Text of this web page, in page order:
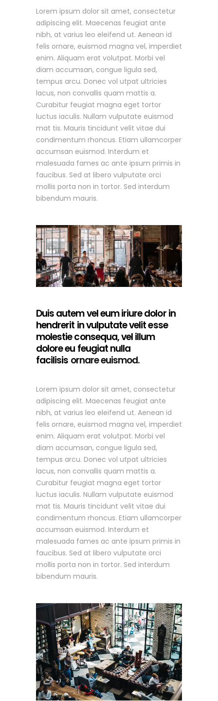
Lorem ipsum dolor sit amet, consectetur
adipiscing elit. Maecenas feugiat ante
nibh, at varius leo eleifend ut. Aenean id
felis ornare, euismod magna vel, imperdiet
enim. Aliquam erat volutpat. Morbi vel
diam accumsan, congue ligula sed,
tempus arcu. Donec vol utpat ultricies
lacus, non convallis quam mattis a.
Curabitur feugiat magna eget tortor
luctus iaculis. Nullam vulputate euismod
mat tis. Mauris tincidunt velit vitae dui
condimentum rhoncus. Etiam ullamcorper
accumsan euismod. Interdum et
malesuada fames ac ante ipsum primis in
faucibus. Sed at libero vulputate orci
mollis porta non in tortor. Sed interdum
bibendum mauris.
Duis autem vel eum iriure dolor in
hendrerit in vulputate velit esse
molestie consequa, vel illum
dolore eu feugiat nulla
facilisis ornare euismod.
Lorem ipsum dolor sit amet, consectetur
adipiscing elit. Maecenas feugiat ante
nibh, at varius leo eleifend ut. Aenean id
felis ornare, euismod magna vel, imperdiet
enim. Aliquam erat volutpat. Morbi vel
diam accumsan, congue ligula sed,
tempus arcu. Donec vol utpat ultricies
lacus, non convallis quam mattis a.
Curabitur feugiat magna eget tortor
luctus iaculis. Nullam vulputate euismod
mat tis. Mauris tincidunt velit vitae dui
condimentum rhoncus. Etiam ullamcorper
accumsan euismod. Interdum et
malesuada fames ac ante ipsum primis in
faucibus. Sed at libero vulputate orci
mollis porta non in tortor. Sed interdum
bibendum mauris.